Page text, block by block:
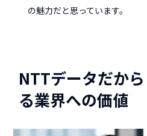
の魅力だと思っています。
NTTデータだか
る業界への価値